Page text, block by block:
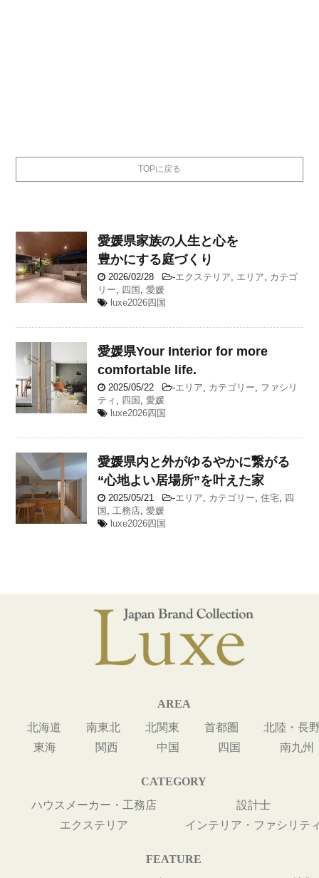
TOPに戻る
愛媛県家族の人生と心を
豊かにする庭づくり
2026/02/28 -エクステリア エリア
カテゴ
リー
四国 ,愛媛
luxe2026四国
愛媛県Your Interior for more
comfortable life.
2025/05/22 -エリア カテゴリー
ファシリ
ティ
四国 ,愛媛
luxe2026四国
愛媛県内と外がゆるやかに繋がる
“心地よい居場所”を叶えた家
2025/05/21 -エリア カテゴリー ,住宅
四
国
工務店 ,愛媛
luxe2026四国
AREA
北海道
南東北 北関東 首都圏
北陸・長
東海
関西 中国 四国 南九州
CATEGORY
ハウスメーカー・工務店
設計士
エクステリア
インテリア・ファシリテ
FEATURE